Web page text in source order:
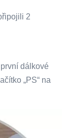
2
dálkové
„PS“ na